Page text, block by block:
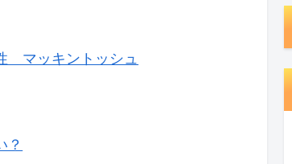
マッキントッシュ